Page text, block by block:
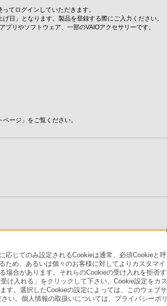
てログインしていただきます。
日」となります。製品を登録する際にご入力ください。
リやソフトウェア、一部のVAIOアクセサリーです。
ージ」をご覧ください。
応じてのみ設定されるCookieは通常、必須Cookieと呼
ため、あるいは個々のお客様に対してよりカスタマイ
場合があります。それらのCookieの受け入れを拒否す
け入れる」をクリックして下さい。Cookie設定をカス
す。選択したCookieの設定によっては、このウェブサ
い。個人情報の取扱いについては、プライバシーポリ